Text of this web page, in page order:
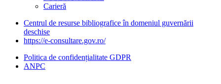
Carieră
Centrul de resurse bibliografice în domeniul guvernării
deschise
https://e-consultare.gov.ro/
Politica de confidențialitate GDPR
ANPC